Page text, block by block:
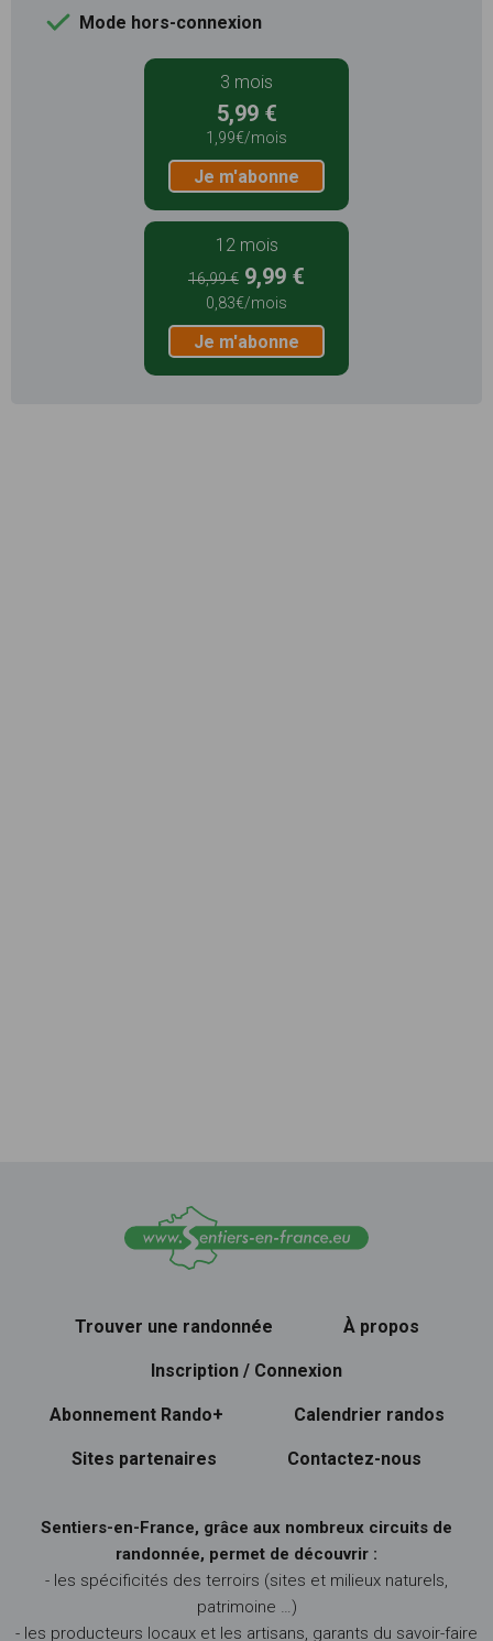
Mode hors-connexion
3 mois
5,99 €
1,99€/mois
Je m'abonne
12 mois
16,99 € 9,99 €
0,83€/mois
Je m'abonne
Trouver une randonnée À propos
Inscription / Connexion
Abonnement Rando+ Calendrier randos
Sites partenaires Contactez-nous
Sentiers-en-France, grâce aux nombreux circuits de
randonnée, permet de découvrir :
- les spécificités des terroirs (sites et milieux naturels,
patrimoine …)
- les producteurs locaux et les artisans, garants du savoir-faire